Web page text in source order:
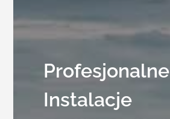
Profesjonalne
Instalacje